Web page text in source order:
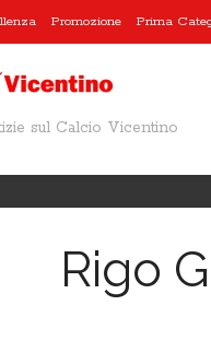
Promozione Prima
sul Calcio Vicentino
Rigo